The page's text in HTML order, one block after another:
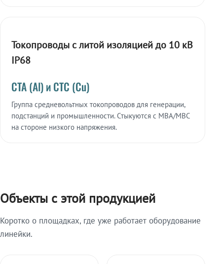
Токопроводы с литой изоляцией до 10 кВ
IP68
СТА (Al) и СТС (Cu)
Группа средневольтных токопроводов для генерации,
подстанций и промышленности. Стыкуются с МВА/МВС
на стороне низкого напряжения.
Объекты с этой продукцией
Коротко о площадках, где уже работает оборудование
линейки.